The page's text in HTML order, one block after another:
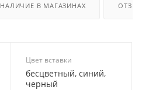
НАЛИЧИЕ В МАГАЗИНАХ
Цвет вставки
бесцветный, синий,
черный